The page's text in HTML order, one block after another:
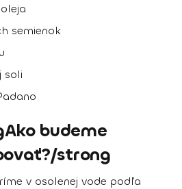
semienok
soli
budeme
strong
v osolenej vode podľa